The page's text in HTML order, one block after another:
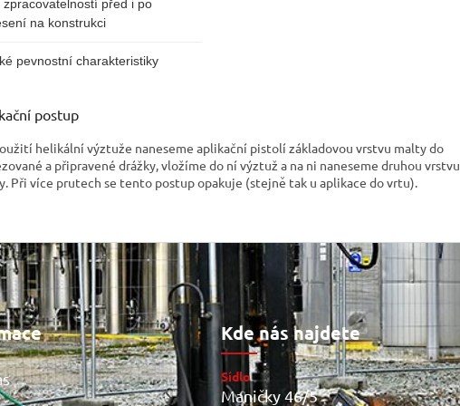
zpracovatelností před i po
na konstrukci
pevnostní charakteristiky
postup
helikální výztuže naneseme aplikační pistolí základovou vrstvu malty do
a připravené drážky, vložíme do ní výztuž a na ni naneseme druhou vrstvu
Při více prutech se tento postup opakuje (stejně tak u aplikace do vrtu).
Kde nás najdete
Sídlo
Maničky 46/5